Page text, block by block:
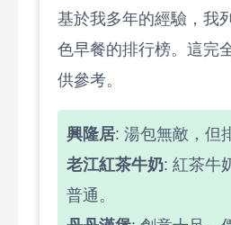
基於我多年的經驗，我
色早餐的排行榜。這完
供參考。
興隆居: 湯包無敵，但
老江紅茶牛奶: 紅茶牛
普通。